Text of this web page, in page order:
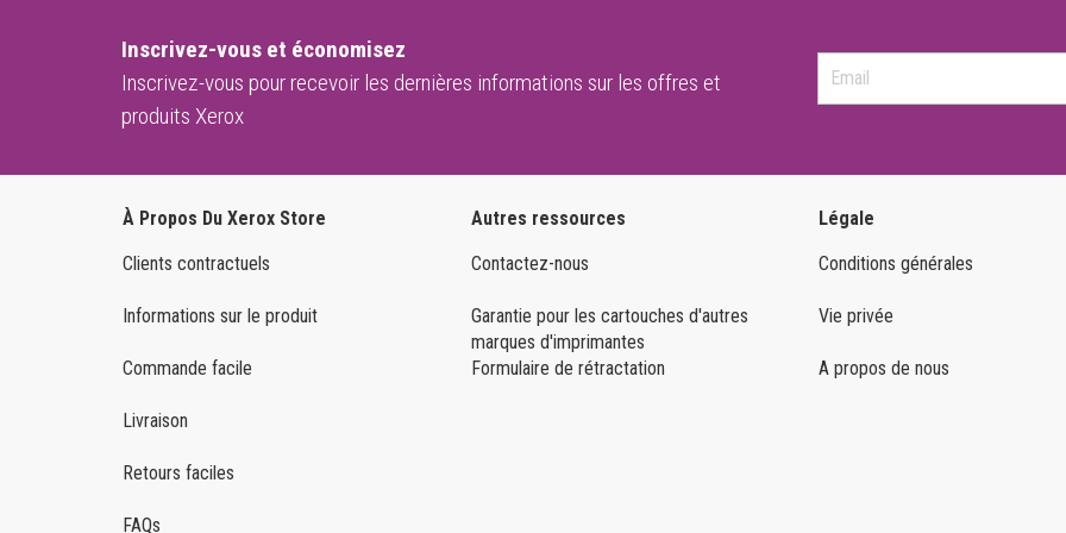
Inscrivez-vous et économisez
Inscrivez-vous pour recevoir les dernières informations sur les offres et
produits Xerox
À Propos Du Xerox Store
Clients contractuels
Informations sur le produit
Commande facile
Livraison
Retours faciles
FAQs
Autres ressources
Contactez-nous
Garantie pour les cartouches d'autres
marques d'imprimantes
Formulaire de rétractation
Légale
Conditions générales
Vie privée
A propos de nous